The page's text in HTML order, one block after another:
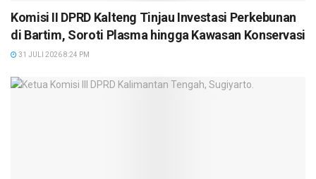
Komisi II DPRD Kalteng Tinjau Investasi Perkebunan
di Bartim, Soroti Plasma hingga Kawasan Konservasi
31 JULI 2026 8:24 PM